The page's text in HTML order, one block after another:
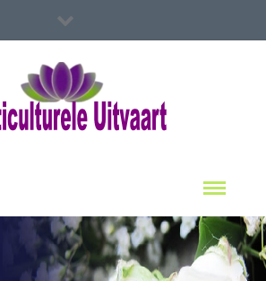
Spoed Hulp Nodig?
Uitvaart Locaties
Contact Ons